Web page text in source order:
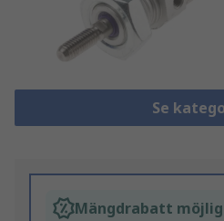
Se
Mängdrabatt möjlig